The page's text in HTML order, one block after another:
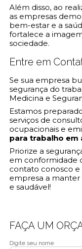
Além disso, ao
as empresas
bem-estar e a
fortalece a
sociedade.
Entre em
Se sua empresa
segurança do
Medicina e
Estamos
serviços de
ocupacionais e
para trabalho em
Priorize a
em conformidade
contato conosco e
empresa a
e saudável!
FAÇA UM
Digite seu nome